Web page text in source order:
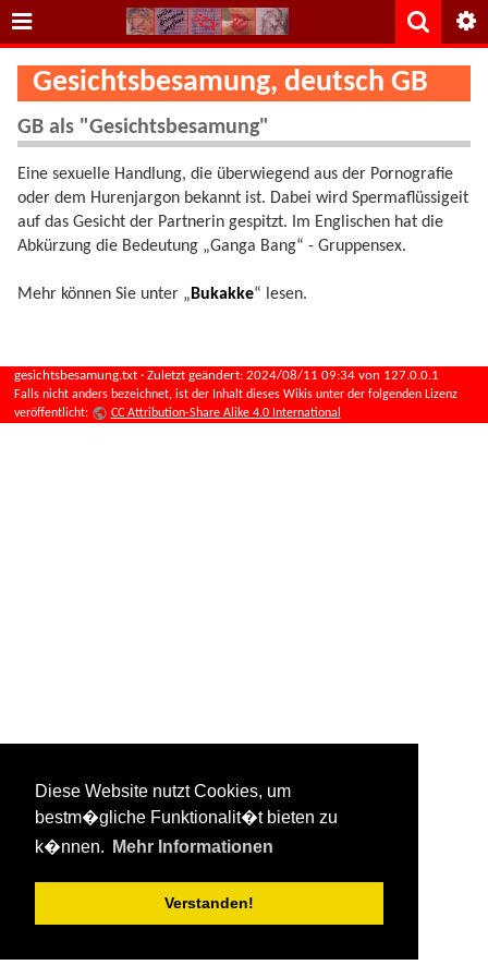
Diese Website nutzt Cookies, um
bestm�gliche Funktionalit�t bieten zu
k�nnen.
Mehr Informationen
Verstanden!
Gesichtsbesamung, deutsch GB
GB als "Gesichtsbesamung"
Eine sexuelle Handlung, die überwiegend aus der Pornografie
oder dem Hurenjargon bekannt ist. Dabei wird Spermaflüssigeit
auf das Gesicht der Partnerin gespitzt. Im Englischen hat die
Abkürzung die Bedeutung „Ganga Bang“ - Gruppensex.
Mehr können Sie unter „ Bukakke“ lesen.
gesichtsbesamung.txt · Zuletzt geändert: 2024/08/11 09:34 von 127.0.0.1
Falls nicht anders bezeichnet, ist der Inhalt dieses Wikis unter der folgenden Lizenz
veröffentlicht:
CC Attribution-Share Alike 4.0 International